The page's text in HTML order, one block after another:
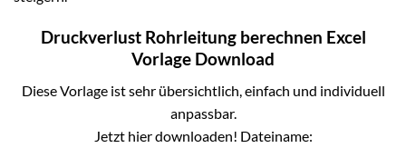
Druckverlust Rohrleitung berechnen Excel
Vorlage Download
Diese Vorlage ist sehr übersichtlich, einfach und individuell
anpassbar.
Jetzt hier downloaden! Dateiname: